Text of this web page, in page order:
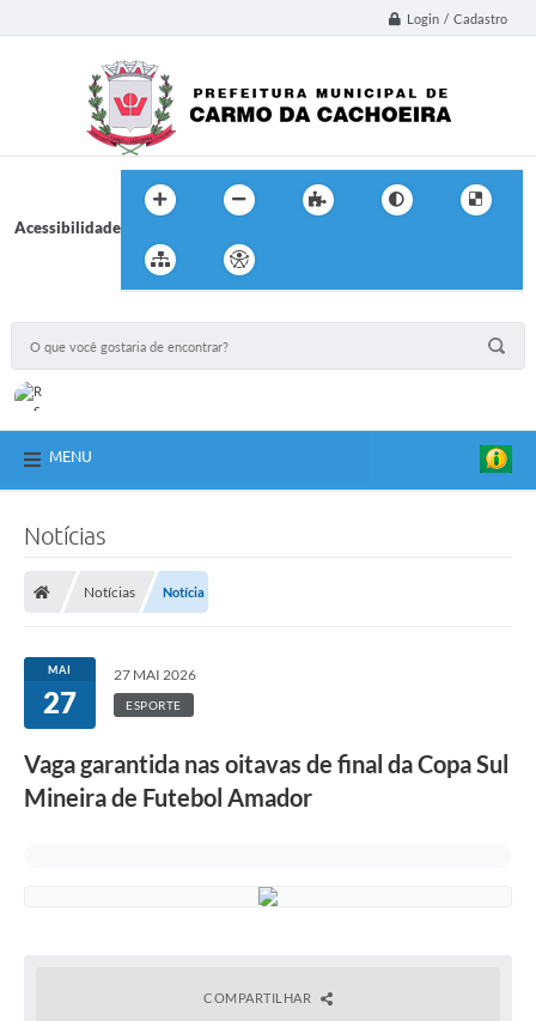
Login / Cadastro
Acessibilidade
MENU
Notícias
Notícias Notícia
MAI
27
27 MAI 2026
ESPORTE
Vaga garantida nas oitavas de final da Copa Sul
Mineira de Futebol Amador
COMPARTILHAR